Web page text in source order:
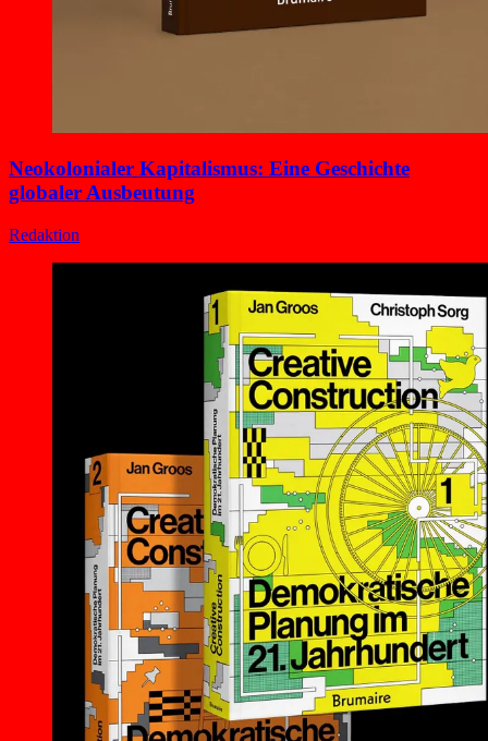
Neokolonialer Kapitalismus: Eine Geschichte
globaler Ausbeutung
Redaktion